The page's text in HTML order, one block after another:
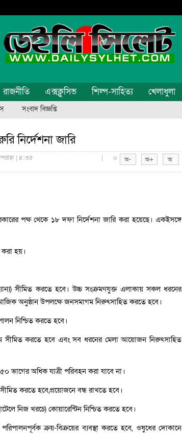
রাজনীতি এক্সক্লুসিভ শিল্প-সাহিত্য খেলাধুলা
সংবাদ বিজ্ঞপ্তি
নির্দেশনা জারি
| ৪:৩৫
| ০
পক্ষ থেকে ১৮ দফা নির্দেশনা জারি করা হয়েছে। একইসঙ্গে
করা হয়।
সীমিত করতে হবে। উচ্চ সংক্রমণযুক্ত এলাকায় সকল ধরনের
অনুষ্ঠান উপলক্ষে জনসমাগম নিরুৎসাহিত করতে হবে।
নিশ্চিত করতে হবে।
সীমিত করতে হবে এবং সব ধরনের মেলা আয়োজন নিরুৎসাহিত
ভাগের অধিক যাত্রী পরিবহন করা যাবে না।
করতে হবে,প্রয়োজনে বন্ধ রাখতে হবে।
নিজ খরচে) কোয়ারেন্টিন নিশ্চিত করতে হবে।
পরিপালনপূর্বক ক্রয়-বিক্রয়ের ব্যবস্থা করতে হবে, ওষুধের দোকানে